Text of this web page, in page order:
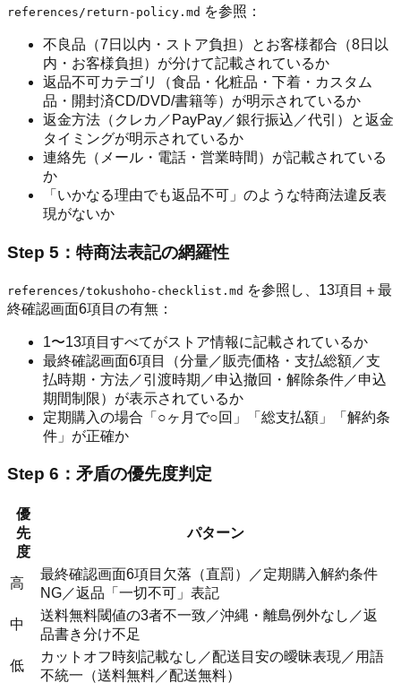
references/return-policy.md を参照：
不良品（7日以内・ストア負担）とお客様都合（8日以
内・お客様負担）が分けて記載されているか
返品不可カテゴリ（食品・化粧品・下着・カスタム
品・開封済CD/DVD/書籍等）が明示されているか
返金方法（クレカ／PayPay／銀行振込／代引）と返金
タイミングが明示されているか
連絡先（メール・電話・営業時間）が記載されている
か
「いかなる理由でも返品不可」のような特商法違反表
現がないか
Step 5：特商法表記の網羅性
references/tokushoho-checklist.md を参照し、13項目＋最
終確認画面6項目の有無：
1〜13項目すべてがストア情報に記載されているか
最終確認画面6項目（分量／販売価格・支払総額／支
払時期・方法／引渡時期／申込撤回・解除条件／申込
期間制限）が表示されているか
定期購入の場合「○ヶ月で○回」「総支払額」「解約条
件」が正確か
Step 6：矛盾の優先度判定
優
先
度
パターン
高
最終確認画面6項目欠落（直罰）／定期購入解約条件
NG／返品「一切不可」表記
中
送料無料閾値の3者不一致／沖縄・離島例外なし／返
品書き分け不足
低
カットオフ時刻記載なし／配送目安の曖昧表現／用語
不統一（送料無料／配送無料）